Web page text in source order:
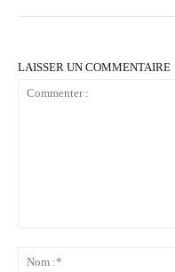
LAISSER UN COMMENTAIRE